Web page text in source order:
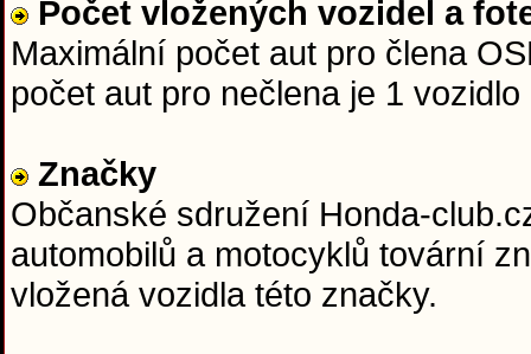
Počet vložených vozidel a
Maximální počet aut pro člena
počet aut pro nečlena je 1 vozidlo
Značky
Občanské sdružení Honda-
automobilů a motocyklů tovární
vložená vozidla této značky.